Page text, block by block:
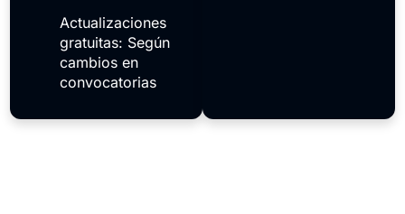
Actualizaciones
gratuitas: Según
cambios en
convocatorias